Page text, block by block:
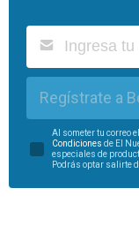
Regístrate a
Al someter tu correo
Condiciones de El
especiales de
Podrás optar salirte